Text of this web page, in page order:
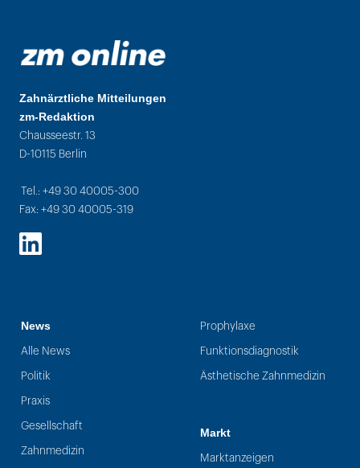
Zahnärztliche Mitteilungen
zm-Redaktion
Chausseestr. 13
D-10115 Berlin
Tel.: +49 30 40005-300
Fax: +49 30 40005-319
LinkedIn
News
Alle News
Politik
Praxis
Gesellschaft
Zahnmedizin
Prophylaxe
Funktionsdiagnostik
Ästhetische Zahnmedizin
Markt
Marktanzeigen